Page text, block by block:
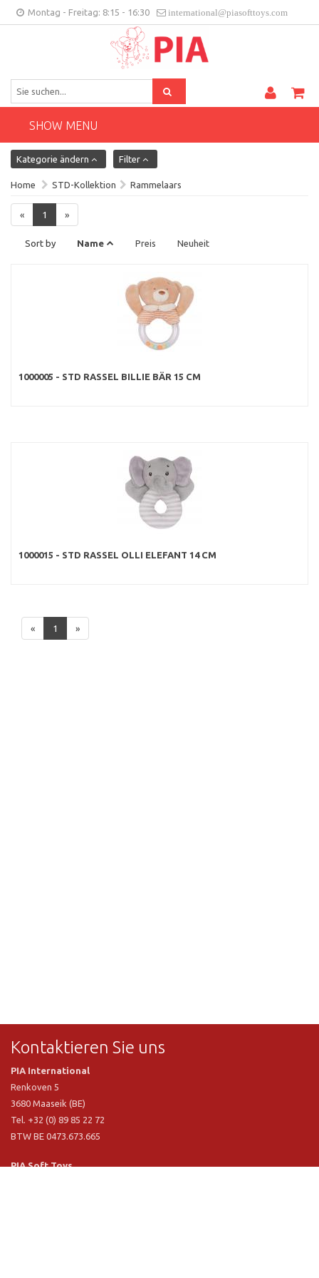
Montag - Freitag: 8:15 - 16:30 international@piasofttoys.com
Kundenfeedback
DE
SHOW MENU
Kategorie ändern Filter
Home STD-Kollektion Rammelaars
« 1 »
Sort by Name Preis Neuheit
1000005 - STD RASSEL BILLIE BÄR 15 CM
1000015 - STD RASSEL OLLI ELEFANT 14 CM
« 1 »
Kontaktieren Sie uns
PIA International
Renkoven 5
3680 Maaseik (BE)
Tel. +32 (0) 89 85 22 72
BTW BE 0473.673.665
PIA Soft Toys